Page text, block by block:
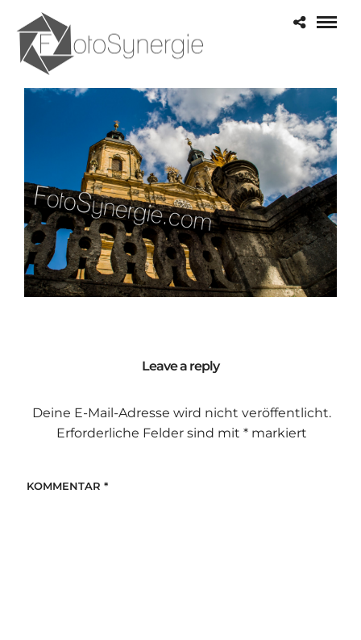
Leave a reply
Deine E-Mail-Adresse wird nicht veröffentlicht.
Erforderliche Felder sind mit *markiert
KOMMENTAR *